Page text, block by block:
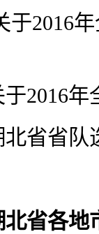
于2016
于2016
北省省队
北省各地